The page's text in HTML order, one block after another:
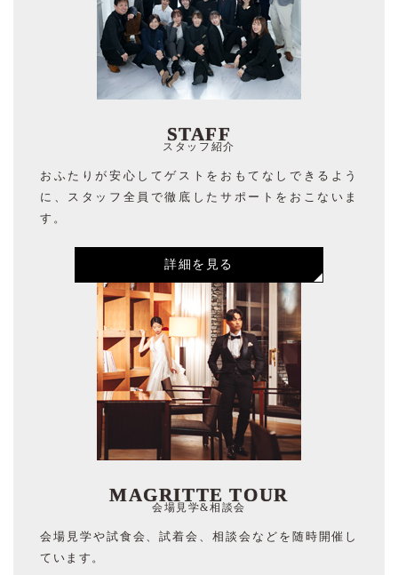
STAFF
スタッフ紹介
おふたりが安心してゲストをおもてなしできるよう
に、スタッフ全員で徹底したサポートをおこないま
す。
詳細を見る
MAGRITTE TOUR
会場見学&相談会
会場見学や試食会、試着会、相談会などを随時開催し
ています。